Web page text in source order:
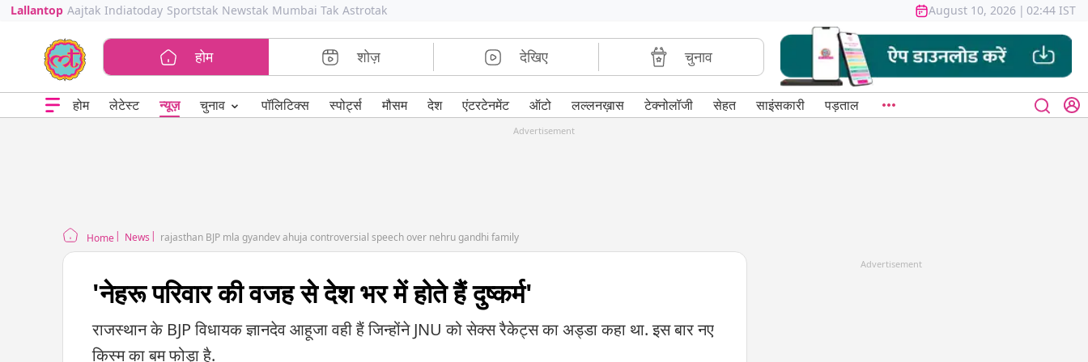
Lallantop Aajtak Indiatoday Sportstak Newstak Mumbai Tak Astrotak August 10, 2026 | 02:44 IST
होम शोज़ देखिए चुनाव
होम लेटेस्ट न्यूज़ चुनाव ⌄ पॉलिटिक्स स्पोर्ट्स मौसम देश एंटरटेनमेंट ऑटो लल्लनख़ास टेक्नोलॉजी सेहत साइंसकारी पड़ताल
Advertisement
Home News rajasthan BJP mla gyandev ahuja controversial speech over nehru gandhi family
'नेहरू परिवार की वजह से देश भर में होते हैं दुष्कर्म'
राजस्थान के BJP विधायक ज्ञानदेव आहूजा वही हैं जिन्होंने JNU को सेक्स रैकेट्स का अड्डा कहा था. इस बार नए
किस्म का बम फोड़ा है.
Advertisement